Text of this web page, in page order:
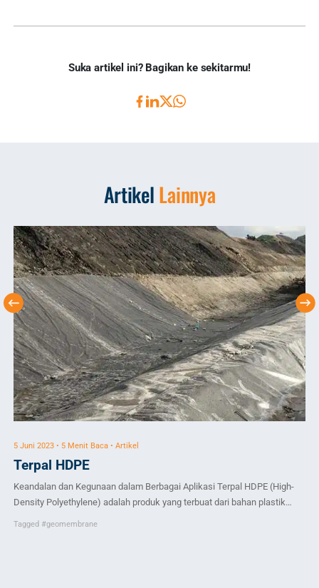
Suka artikel ini? Bagikan ke sekitarmu!
ArtikelLainnya
5 Juni 2023 • 5 Menit Baca • Artikel
Terpal HDPE
Keandalan dan Kegunaan dalam Berbagai Aplikasi Terpal HDPE (High-
Density Polyethylene) adalah produk yang terbuat dari bahan plastik
Tagged #geomembrane